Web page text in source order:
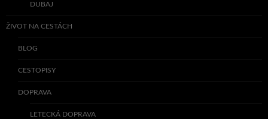
DUBAJ
ŽIVOT NA CESTÁCH
BLOG
CESTOPISY
DOPRAVA
LETECKÁ DOPRAVA